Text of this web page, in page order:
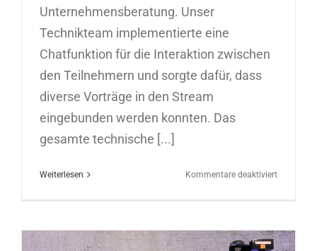
Unternehmensberatung. Unser
Technikteam implementierte eine
Chatfunktion für die Interaktion zwischen
den Teilnehmern und sorgte dafür, dass
diverse Vorträge in den Stream
eingebunden werden konnten. Das
gesamte technische [...]
Weiterlesen Kommentare deaktiviertfür
Union